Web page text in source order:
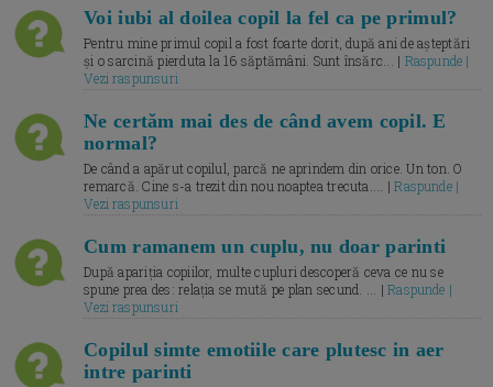
Voi iubi al doilea copil la fel ca pe primul?
Pentru mine primul copil a fost foarte dorit, după ani de așteptări
și o sarcină pierduta la 16 săptămâni. Sunt însărc... | Raspunde |
Vezi raspunsuri
Ne certăm mai des de când avem copil. E
normal?
De când a apărut copilul, parcă ne aprindem din orice. Un ton. O
remarcă. Cine s-a trezit din nou noaptea trecuta.... |Raspunde |
Vezi raspunsuri
Cum ramanem un cuplu, nu doar parinti
După apariția copiilor, multe cupluri descoperă ceva ce nu se
spune prea des: relația se mută pe plan secund. ... |Raspunde |
Vezi raspunsuri
Copilul simte emotiile care plutesc in aer
intre parinti